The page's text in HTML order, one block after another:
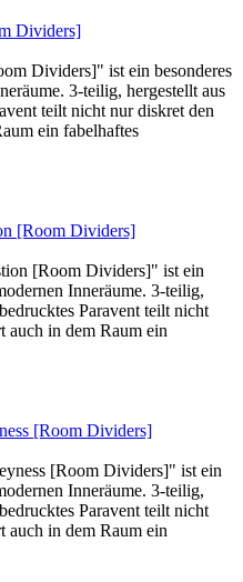
Dividers]
Dividers]" ist ein besonderes
3-teilig, hergestellt aus
teilt nicht nur diskret den
ein fabelhaftes
[Room Dividers]
[Room Dividers]" ist ein
Inneräume. 3-teilig,
Paravent teilt nicht
auch in dem Raum ein
[Room Dividers]
[Room Dividers]" ist ein
Inneräume. 3-teilig,
Paravent teilt nicht
auch in dem Raum ein